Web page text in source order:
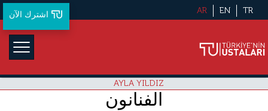
TR
EN
AR اشترك الآن
AYLA YILDIZ
الفنانون